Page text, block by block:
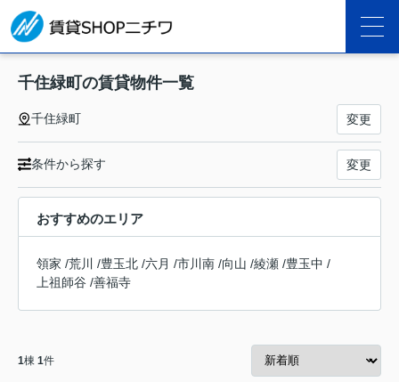
千住緑町の賃貸物件一覧
千住緑町 変更
条件から探す 変更
おすすめのエリア
領家 /荒川 /豊玉北 /六月 /市川南 /向山 /綾瀬 /豊玉中 /
上祖師谷 /善福寺
1棟 1件